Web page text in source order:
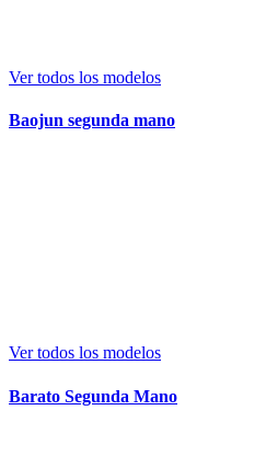
Ver todos los modelos
Baojun segunda mano
Ver todos los modelos
Barato Segunda Mano